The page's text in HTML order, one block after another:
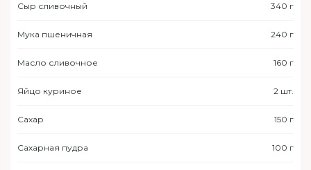
Сыр сливочный 340 г
Мука пшеничная 240 г
Масло сливочное 160 г
Яйцо куриное 2 шт.
Сахар 150 г
Сахарная пудра 100 г